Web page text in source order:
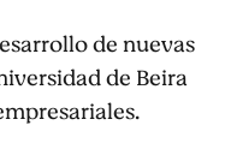
de nuevas
de Beira